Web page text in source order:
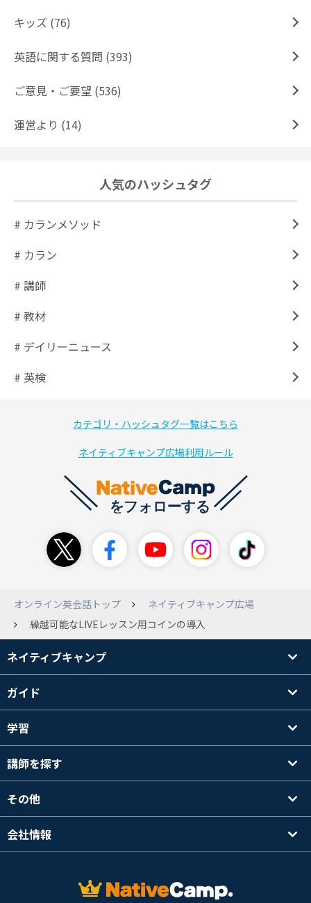
キッズ (76)
英語に関する質問 (393)
ご意見・ご要望 (536)
運営より (14)
人気のハッシュタグ
# カランメソッド
# カラン
# 講師
# 教材
# デイリーニュース
# 英検
カテゴリ・ハッシュタグ一覧はこちら
ネイティブキャンプ広場利用ルール
オンライン英会話トップ
ネイティブキャンプ広場
繰越可能なLIVEレッスン用コインの導入
ネイティブキャンプ
ガイド
学習
講師を探す
その他
会社情報